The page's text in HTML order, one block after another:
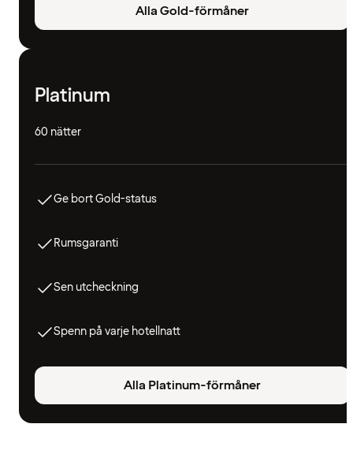
Alla Gold-förmåner
Platinum
60 nätter
Ge bort Gold-status
Rumsgaranti
Sen utcheckning
Spenn på varje hotellnatt
Alla Platinum-förmåner